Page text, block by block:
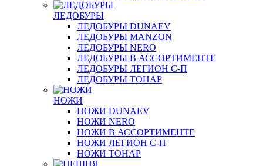
ЛЕДОБУРЫ
ЛЕДОБУРЫ DUNAEV
ЛЕДОБУРЫ MANZON
ЛЕДОБУРЫ NERO
ЛЕДОБУРЫ В АССОРТИМЕНТЕ
ЛЕДОБУРЫ ЛЕГИОН С-П
ЛЕДОБУРЫ ТОНАР
НОЖИ
НОЖИ DUNAEV
НОЖИ NERO
НОЖИ В АССОРТИМЕНТЕ
НОЖИ ЛЕГИОН С-П
НОЖИ ТОНАР